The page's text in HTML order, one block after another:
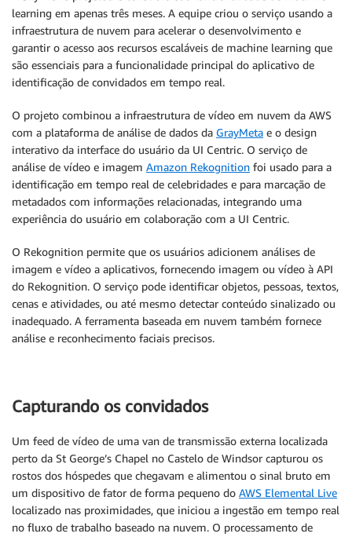
learning em apenas três meses. A equipe criou o serviço usando a
infraestrutura de nuvem para acelerar o desenvolvimento e
garantir o acesso aos recursos escaláveis de machine learning que
são essenciais para a funcionalidade principal do aplicativo de
identificação de convidados em tempo real.
O projeto combinou a infraestrutura de vídeo em nuvem da AWS
com a plataforma de análise de dados da GrayMeta e o design
interativo da interface do usuário da UI Centric. O serviço de
análise de vídeo e imagem Amazon Rekognition foi usado para a
identificação em tempo real de celebridades e para marcação de
metadados com informações relacionadas, integrando uma
experiência do usuário em colaboração com a UI Centric.
O Rekognition permite que os usuários adicionem análises de
imagem e vídeo a aplicativos, fornecendo imagem ou vídeo à API
do Rekognition. O serviço pode identificar objetos, pessoas, textos,
cenas e atividades, ou até mesmo detectar conteúdo sinalizado ou
inadequado. A ferramenta baseada em nuvem também fornece
análise e reconhecimento faciais precisos.
Capturando os convidados
Um feed de vídeo de uma van de transmissão externa localizada
perto da St George’s Chapel no Castelo de Windsor capturou os
rostos dos hóspedes que chegavam e alimentou o sinal bruto em
um dispositivo de fator de forma pequeno do AWS Elemental Live
localizado nas proximidades, que iniciou a ingestão em tempo real
no fluxo de trabalho baseado na nuvem. O processamento de